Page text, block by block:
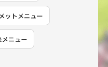
ットメニュー
メニュー